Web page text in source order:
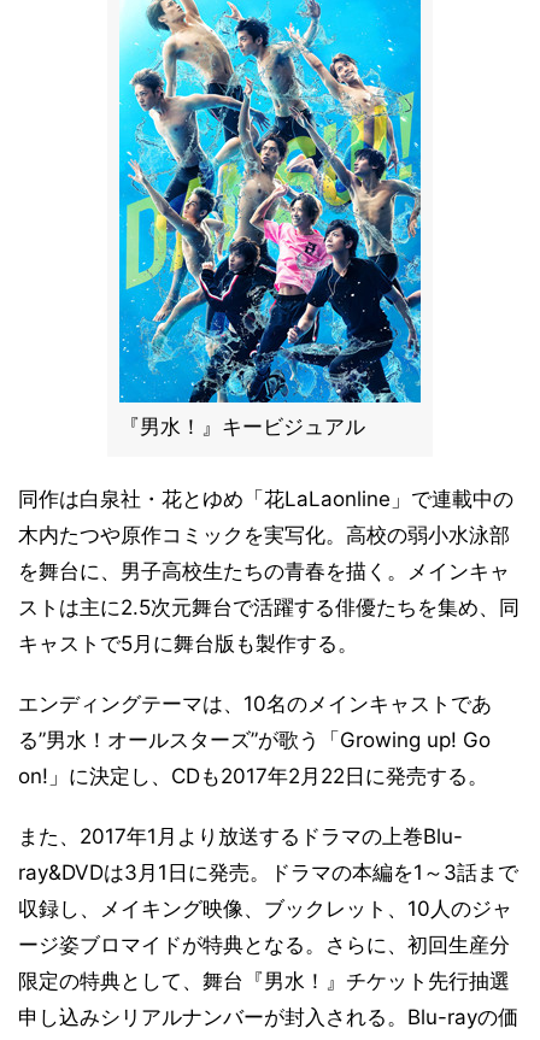
『男水！』キービジュアル
同作は白泉社・花とゆめ「花LaLaonline」で連載中の
木内たつや原作コミックを実写化。高校の弱小水泳部
を舞台に、男子高校生たちの青春を描く。メインキャ
ストは主に2.5次元舞台で活躍する俳優たちを集め、同
キャストで5月に舞台版も製作する。
エンディングテーマは、10名のメインキャストであ
る”男水！オールスターズ”が歌う「Growing up! Go
on!」に決定し、CDも2017年2月22日に発売する。
また、2017年1月より放送するドラマの上巻Blu-
ray&DVDは3月1日に発売。ドラマの本編を1～3話まで
収録し、メイキング映像、ブックレット、10人のジャ
ージ姿ブロマイドが特典となる。さらに、初回生産分
限定の特典として、舞台『男水！』チケット先行抽選
申し込みシリアルナンバーが封入される。Blu-rayの価